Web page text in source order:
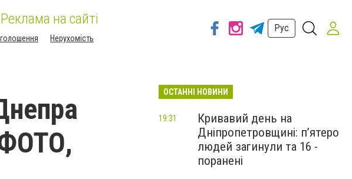
Реклама на сайті
Нерухомість
Рус
ОСТАННІ НОВИНИ
Кривавий день на
Дніпропетровщині: п’ятеро
людей загинули та 16 -
поранені
19:31